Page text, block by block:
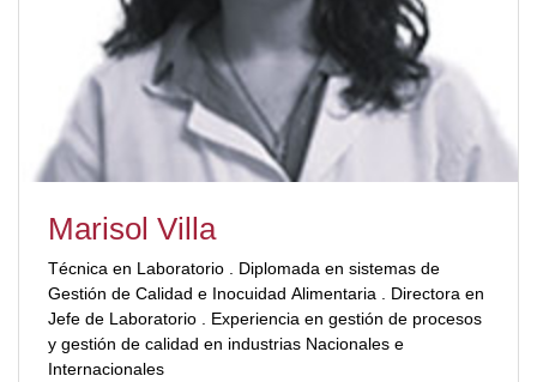
Marisol Villa
Técnica en Laboratorio . Diplomada en sistemas de
Gestión de Calidad e Inocuidad Alimentaria . Directora en
Jefe de Laboratorio . Experiencia en gestión de procesos
y gestión de calidad en industrias Nacionales e
Internacionales